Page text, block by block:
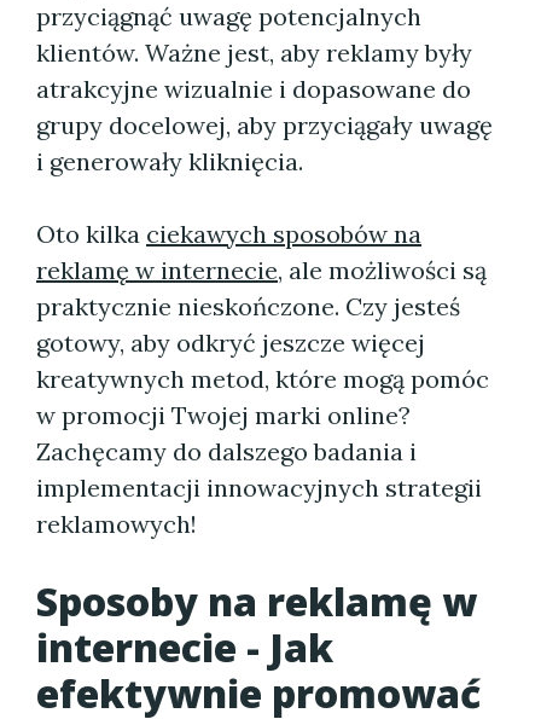
przyciągnąć uwagę potencjalnych
klientów. Ważne jest, aby reklamy były
atrakcyjne wizualnie i dopasowane do
grupy docelowej, aby przyciągały uwagę
i generowały kliknięcia.
Oto kilka ciekawych sposobów na
reklamę w internecie, ale możliwości są
praktycznie nieskończone. Czy jesteś
gotowy, aby odkryć jeszcze więcej
kreatywnych metod, które mogą pomóc
w promocji Twojej marki online?
Zachęcamy do dalszego badania i
implementacji innowacyjnych strategii
reklamowych!
Sposoby na reklamę w
internecie - Jak
efektywnie promować